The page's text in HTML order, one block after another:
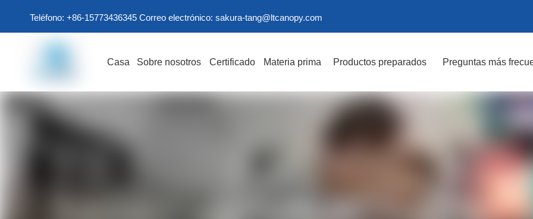
Teléfono: +86-15773436345 Correo electrónico: sakura-tang@ltcanopy.com
Casa Sobre nosotros Certificado Materia prima Productos preparados Preguntas más